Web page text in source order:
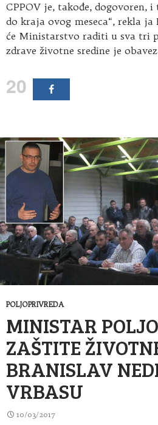
CPPOV je, takođe, dogovoren,
do kraja ovog meseca“, rekla
će Ministarstvo raditi u sva tri
zdrave životne sredine je
20
POLJOPRIVREDA
MINISTAR
ZAŠTITE
BRANISLAV
VRBASU
10/03/2017